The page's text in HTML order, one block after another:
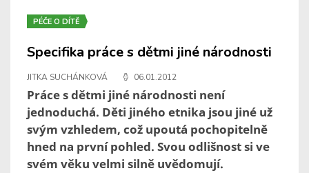
PÉČE O DÍTĚ
Specifika práce s dětmi jiné národnosti
JITKA SUCHÁNKOVÁ 06.01.2012
Práce s dětmi jiné národnosti není
jednoduchá. Děti jiného etnika jsou jiné už
svým vzhledem, což upoutá pochopitelně
hned na první pohled. Svou odlišnost si ve
svém věku velmi silně uvědomují.